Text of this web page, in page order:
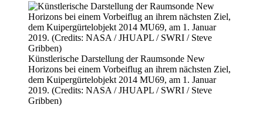
Künstlerische Darstellung der Raumsonde New
Horizons bei einem Vorbeiflug an ihrem nächsten Ziel,
dem Kuipergürtelobjekt 2014 MU69, am 1. Januar
2019. (Credits: NASA / JHUAPL / SWRI / Steve
Gribben)